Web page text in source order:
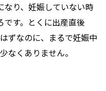
なり、妊娠していない時
です。とくに出産直後
ずなのに、まるで妊娠中
なくありません。